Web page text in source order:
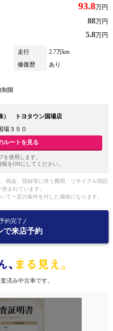
93.8万円
88万円
5.8万円
走行
2.7万km
修復歴
あり
制限
） トヨタウン国場店
場３５０
ルートを見る
使用します。
をONにしてください。
税金、登録等に伴う費用、リサイクル預託
まれています。
て一定の条件を付した価格になります。
約完了
で来店予約
済み中古車です。